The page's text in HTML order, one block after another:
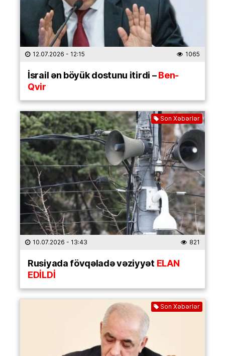
12.07.2026 - 12:15 1065
İsrail ən böyük dostunu itirdi –Ben-
Qvir
Son Xəbərlər
10.07.2026 - 13:43 821
Rusiyada fövqəladə vəziyyət ELAN
EDİLDİ
Son Xəbərlər